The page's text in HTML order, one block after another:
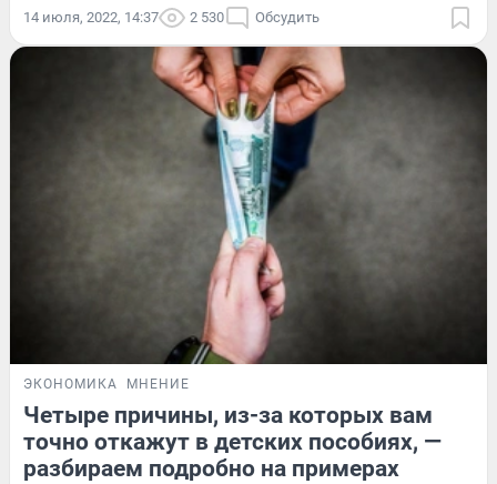
14 июля, 2022, 14:37 2 530 Обсудить
ЭКОНОМИКА МНЕНИЕ
Четыре причины, из-за которых вам
точно откажут в детских пособиях, —
разбираем подробно на примерах